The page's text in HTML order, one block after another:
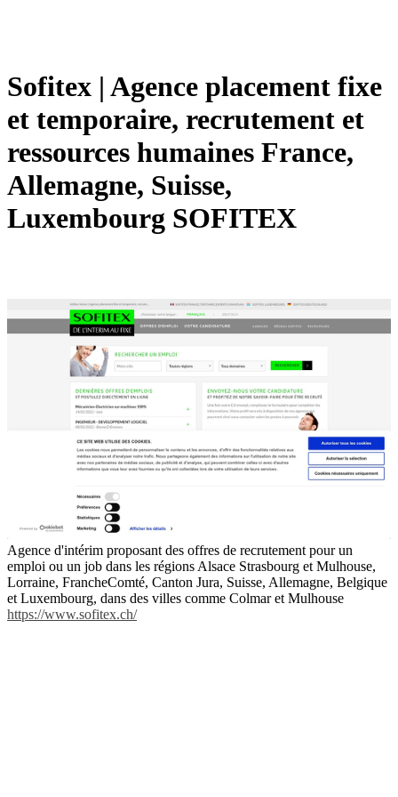
Sofitex | Agence placement fixe
et temporaire, recrutement et
ressources humaines France,
Allemagne, Suisse,
Luxembourg SOFITEX
Agence d'intérim proposant des offres de recrutement pour un
emploi ou un job dans les régions Alsace Strasbourg et Mulhouse,
Lorraine, FrancheComté, Canton Jura, Suisse, Allemagne, Belgique
et Luxembourg, dans des villes comme Colmar et Mulhouse
https://www.sofitex.ch/